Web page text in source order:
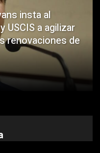
insta al
USCIS a agilizar
renovaciones de